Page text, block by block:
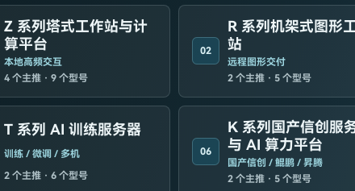
Z 系列塔式工作站与计
算平台
本地高频交互
4 个主推 ·9 个型号
02
R 系列机架式图形
站
远程图形交付
2 个主推 · 5 个型号
T 系列 AI 训练服务器
训练 / 微调 / 多机
2 个主推 ·6 个型号
06
K 系列国产信创服
与 AI 算力平台
国产信创 / 鲲鹏 / 昇腾
2 个主推 · 5 个型号